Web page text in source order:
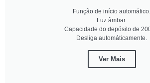
Função de início automático.
Luz âmbar.
Capacidade do depósito de
Desliga automáticamente.
Ver Mais